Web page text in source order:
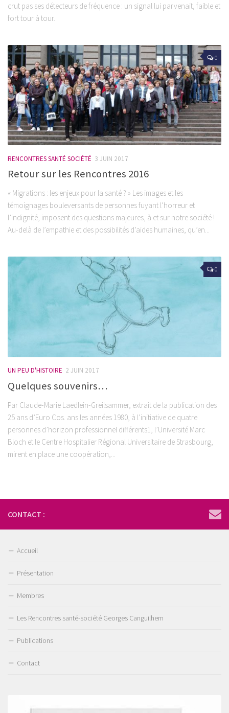
crut pas ses détecteurs de fréquence : un signal lui parvenait, faible et
fort tour à tour.
0
RENCONTRES SANTÉ SOCIÉTÉ 3 JUIN 2017
Retour sur les Rencontres 2016
« Migrations : les enjeux pour la santé ? » Les images et les
témoignages bouleversants de personnes fuyant l’horreur et
l’indignité, imposent des questions majeures, à et sur notre société !
Au-delà de l’empathie et des possibilités d’aides humaines, qu’en...
0
UN PEU D'HISTOIRE 2 JUIN 2017
Quelques souvenirs…
Par Claude-Marie Laedlein-Greilsammer, extrait de la publication des
25 ans d’Euro Cos. ans les années 1980, à l’initiative de quatre
personnes d’horizon professionnel différents1, l’Université Marc
Bloch et le Centre Hospitalier Régional Universitaire de Strasbourg,
mirent en place une coopération,...
CONTACT :
Accueil
Présentation
Membres
Les Rencontres santé-société Georges Canguilhem
Publications
Contact